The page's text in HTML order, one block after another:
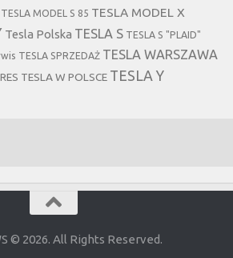
TESLA MODEL S 85 TESLA MODEL X
Tesla Polska TESLA S TESLA S "PLAID"
TESLA SPRZEDAŻ TESLA WARSZAWA
TESLA W POLSCE TESLA Y
© 2026. All Rights Reserved.